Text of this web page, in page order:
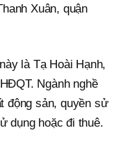
Xuân, quận
là Tạ Hoài Hạnh,
Ngành nghề
động sản, quyền sử
dụng hoặc đi thuê.